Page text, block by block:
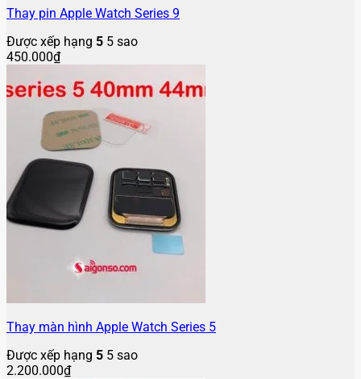
Thay pin Apple Watch Series 9
Được xếp hạng 5 5 sao
450.000₫
Thay màn hình Apple Watch Series 5
Được xếp hạng 5 5 sao
2.200.000₫